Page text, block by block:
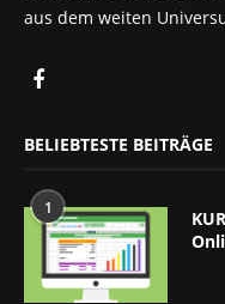
aus dem weiten
BELIEBTESTE BEITRÄGE
1